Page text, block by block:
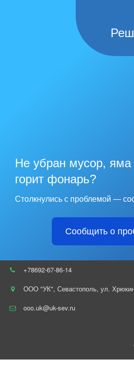
Не убран мусор, яма
горит фонарь?
Столкнулись с проблемой —
Сообщить о
+78692-67-86-14
ООО "УК", Севастополь, ул.
ooo.uk@uk-sev.ru